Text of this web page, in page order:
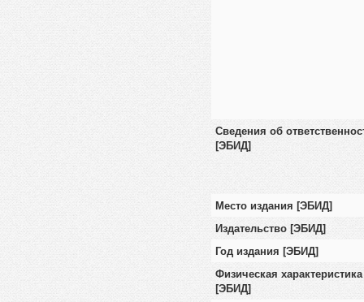
Сведения об
[ЭБИД]
Место издания [ЭБИД]
Издательство [ЭБИД]
Год издания [ЭБИД]
Физическая характеристика
[ЭБИД]